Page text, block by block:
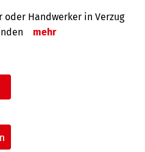
Handwerker in Verzug
mehr